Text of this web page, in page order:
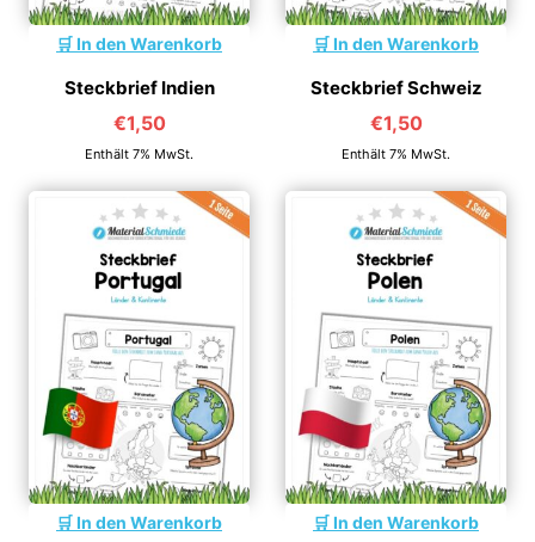
In den Warenkorb
Steckbrief Indien
€1,50
Enthält 7% MwSt.
In den Warenkorb
Steckbrief Schweiz
€1,50
Enthält 7% MwSt.
In den Warenkorb In den Warenkorb